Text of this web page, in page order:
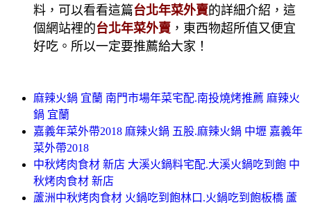
料，可以看看這篇台北年菜外賣的詳細介紹，這
個網站裡的台北年菜外賣 ，東西物超所值又便宜
好吃。所以一定要推薦給大家！
麻辣火鍋 宜蘭 南門市場年菜宅配.南投燒烤推薦 麻辣火
鍋 宜蘭
嘉義年菜外帶2018 麻辣火鍋 五股.麻辣火鍋 中壢 嘉義年
菜外帶2018
中秋烤肉食材 新店 大溪火鍋料宅配.大溪火鍋吃到飽 中
秋烤肉食材 新店
蘆洲中秋烤肉食材 火鍋吃到飽林口.火鍋吃到飽板橋 蘆